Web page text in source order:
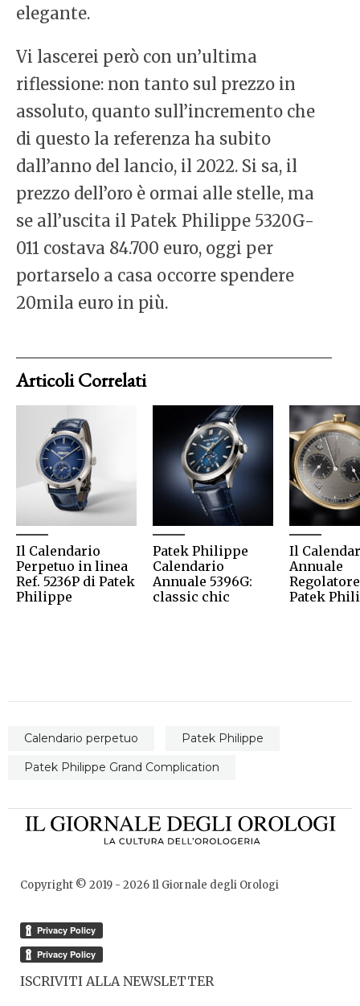
elegante.
Vi lascerei però con un’ultima
riflessione: non tanto sul prezzo in
assoluto, quanto sull’incremento che
di questo la referenza ha subito
dall’anno del lancio, il 2022. Si sa, il
prezzo dell’oro è ormai alle stelle, ma
se all’uscita il Patek Philippe 5320G-
011 costava 84.700 euro, oggi per
portarselo a casa occorre spendere
20mila euro in più.
Articoli Correlati
Il Calendario
Perpetuo in linea
Ref. 5236P di Patek
Philippe
Patek Philippe
Calendario
Annuale 5396G:
classic chic
Il
Annuale
Patek
Calendario perpetuo
Patek Philippe
Patek Philippe Grand Complication
Copyright © 2019 - 2026Il Giornale degli Orologi
ISCRIVITI ALLA NEWSLETTER